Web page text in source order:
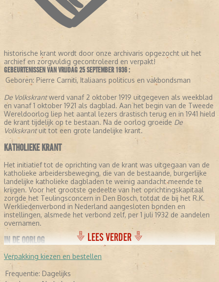
historische krant wordt door onze archivaris opgezocht uit het
archief en zorgvuldig gecontroleerd en verpakt!
GEBEURTENISSEN VAN VRIJDAG 25 SEPTEMBER 1936 :
Geboren: Pierre Carniti, Italiaans politicus en vakbondsman
De Volkskrantwerd vanaf 2 oktober 1919 uitgegeven als weekblad
en vanaf 1 oktober 1921 als dagblad. Aan het begin van de Tweede
Wereldoorlog liep het aantal lezers drastisch terug en in 1941 hield
de krant tijdelijk op te bestaan. Na de oorlog groeide De
Volkskrantuit tot een grote landelijke krant.
KATHOLIEKE KRANT
Het initiatief tot de oprichting van de krant was uitgegaan van de
katholieke arbeidersbeweging, die van de bestaande, burgerlijke
landelijke katholieke dagbladen te weinig aandacht meende te
krijgen. Voor het grootste gedeelte van het oprichtingskapitaal
zorgde het Teulingsconcern in Den Bosch, totdat de bij het R.K.
Werkliedenverbond in Nederland aangesloten bonden en
instellingen, alsmede het verbond zelf, per 1 juli 1932 de aandelen
overnamen.
IN DE OORLOG
Met ingang van 1935 werdDe Volkskrant
4 oktober 1941 verscheen het voorlopig laatste nummer, nadat het
dagblad in de maanden daarvoor in NSB-handen was geraakt. Op
LEES VERDER
Verpakking kiezen en bestellen
Frequentie: Dagelijks